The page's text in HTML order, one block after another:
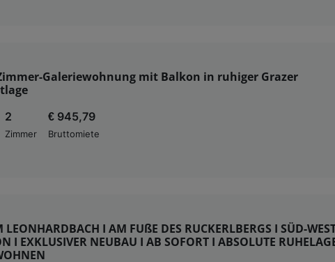
Galeriewohnung mit Balkon in ruhiger Grazer
2
Zimmer
€ 945,79
Bruttomiete
LEONHARDBACH I AM FUßE DES RUCKERLBERGS I SÜD-
I EXKLUSIVER NEUBAU I AB SOFORT I ABSOLUTE